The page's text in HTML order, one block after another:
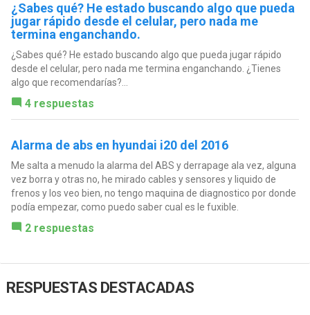
¿Sabes qué? He estado buscando algo que pueda
jugar rápido desde el celular, pero nada me
termina enganchando.
¿Sabes qué? He estado buscando algo que pueda jugar rápido
desde el celular, pero nada me termina enganchando. ¿Tienes
algo que recomendarías?...
4 respuestas
Alarma de abs en hyundai i20 del 2016
Me salta a menudo la alarma del ABS y derrapage ala vez, alguna
vez borra y otras no, he mirado cables y sensores y liquido de
frenos y los veo bien, no tengo maquina de diagnostico por donde
podía empezar, como puedo saber cual es le fuxible.
2 respuestas
RESPUESTAS DESTACADAS